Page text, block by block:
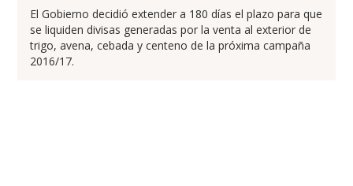
El Gobierno decidió extender a 180 días el plazo para que
se liquiden divisas generadas por la venta al exterior de
trigo, avena, cebada y centeno de la próxima campaña
2016/17.